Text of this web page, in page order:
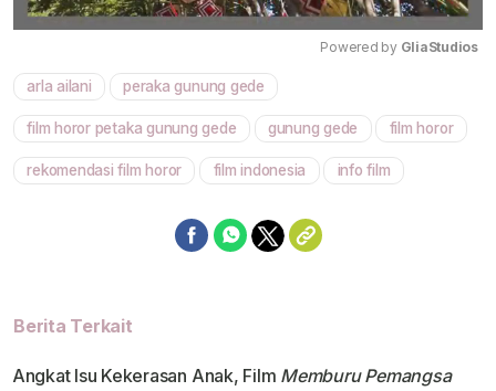
Powered by GliaStudios
arla ailani peraka gunung gede
film horor petaka gunung gede gunung gede film horor
rekomendasi film horor film indonesia info film
Berita Terkait
Angkat Isu Kekerasan Anak, Film Memburu Pemangsa